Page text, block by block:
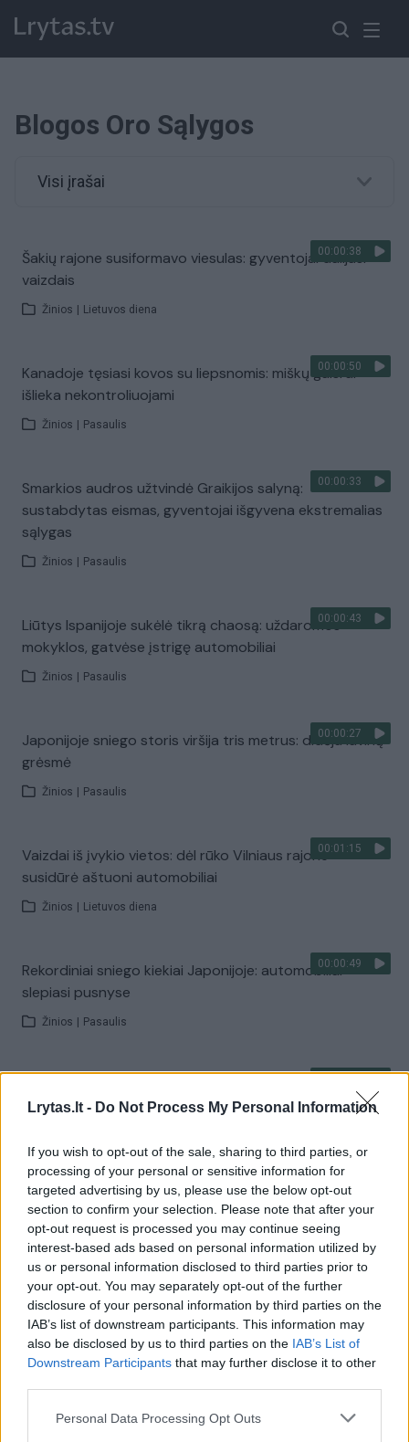
Lrytas.lt - Do Not Process My Personal Information
If you wish to opt-out of the sale, sharing to third parties, or
processing of your personal or sensitive information for
targeted advertising by us, please use the below opt-out
section to confirm your selection. Please note that after your
opt-out request is processed you may continue seeing
interest-based ads based on personal information utilized by
us or personal information disclosed to third parties prior to
your opt-out. You may separately opt-out of the further
disclosure of your personal information by third parties on the
IAB’s list of downstream participants. This information may
also be disclosed by us to third parties on the IAB’s List of
Downstream Participants that may further disclose it to other
Personal Data Processing Opt Outs
Blogos Oro Sąlygos
Visi įrašai
00:00:38
Šakių rajone susiformavo viesulas: gyventojai dalijasi
vaizdais
Žinios Lietuvos diena
00:00:50
Kanadoje tęsiasi kovos su liepsnomis: miškų gaisrai
išlieka nekontroliuojami
Žinios Pasaulis
00:00:33
Smarkios audros užtvindė Graikijos salyną:
sustabdytas eismas, gyventojai išgyvena ekstremalias
sąlygas
Žinios Pasaulis
00:00:43
Liūtys Ispanijoje sukėlė tikrą chaosą: uždaromos
mokyklos, gatvėse įstrigę automobiliai
Žinios Pasaulis
00:00:27
Japonijoje sniego storis viršija tris metrus: didėja lavinų
grėsmė
Žinios Pasaulis
00:01:15
Vaizdai iš įvykio vietos: dėl rūko Vilniaus rajone
susidūrė aštuoni automobiliai
Žinios Lietuvos diena
00:00:49
Rekordiniai sniego kiekiai Japonijoje: automobiliai
slepiasi pusnyse
Žinios Pasaulis
715 tūkst. namų
00:00:35
Oro tarša Bankoke pasiekė kritinį lygį: uždaryta 300
mokyklų, daugėja sveikatos problemų
Žinios | Pasaulis
00:00:16
Užfiksuota: Baltijos jūrą pasiekė audra, pranešama apie
prastas sąlygas
Žinios | Pasaulis
00:00:40
Pietų Korėjoje smarkus sniegas sukėlė masinę avariją: